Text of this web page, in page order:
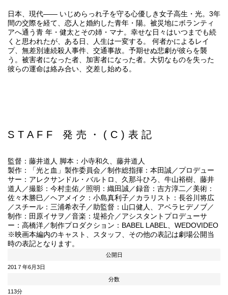
日本、現代―― いじめらっれ子を守る心優しき女子高生・光。3年
間の交際を経て、恋人と婚約した青年・陽。被災地にボランティ
アへ通う青 年・健太とその姉・マナ。幸せな日々はいつまでも続
くと思われたが、ある日、人生は一変する。 何者かによるレイ
プ、無差別連続殺人事件、交通事故。予期せぬ悲劇が彼らを襲
う。被害者になった者、加害者になった者。大切なものを失った
彼らの運命は絡み合い、交差し始める。
STAFF 発売・(C)表記
監督：藤井道人 脚本：小寺和久、藤井道人
製作：「光と血」製作委員会／制作総指揮：本田誠／プロデュー
サー：アレクサンドル・バルトロ、久那斗ひろ、牛山裕樹、藤井
道人／撮影：今村圭佑／照明：織田誠／録音：吉方淳二／美術：
佐々木勝巳／ヘアメイク：小島真利子／カラリスト：長谷川将広
／スチール：三浦希衣子／助監督：山口健人、アベラヒデノブ／
制作：田原イサヲ／音楽：堤裕介／アシスタントプロデューサ
ー：高橋洋／制作プロダクション：BABEL LABEL、WEDOVIDEO
※映画本編内のキャスト、スタッフ、その他の表記は劇場公開当
時の表記となります。
公開日
201７年6月3日
分数
113分